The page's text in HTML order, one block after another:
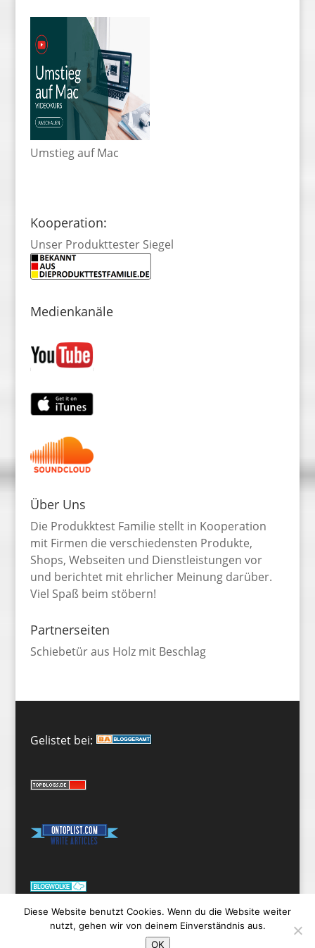
Umstieg auf Mac
Kooperation:
Unser Produkttester Siegel
Medienkanäle
Über Uns
Die Produkktest Familie stellt in Kooperation
mit Firmen die verschiedensten Produkte,
Shops, Webseiten und Dienstleistungen vor
und berichtet mit ehrlicher Meinung darüber.
Viel Spaß beim stöbern!
Partnerseiten
Schiebetür aus Holzmit Beschlag
Gelistet bei:
Diese Website benutzt Cookies. Wenn du die Website weiter
nutzt, gehen wir von deinem Einverständnis aus.
OK